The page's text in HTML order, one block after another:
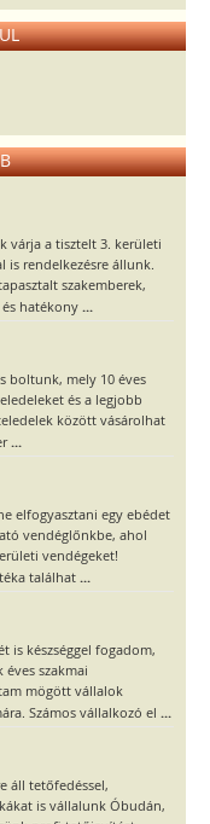
várja a tisztelt 3. kerületi
rendelkezésre állunk.
szakemberek,
hatékony ...
boltunk, mely 10 éves
és a legjobb
között vásárolhat
...
elfogyasztani egy ebédet
vendéglőnkbe, ahol
vendégeket!
találhat ...
is készséggel fogadom,
éves szakmai
mögött vállalok
Számos vállalkozó el ...
áll tetőfedéssel,
is vállalunk Óbudán,